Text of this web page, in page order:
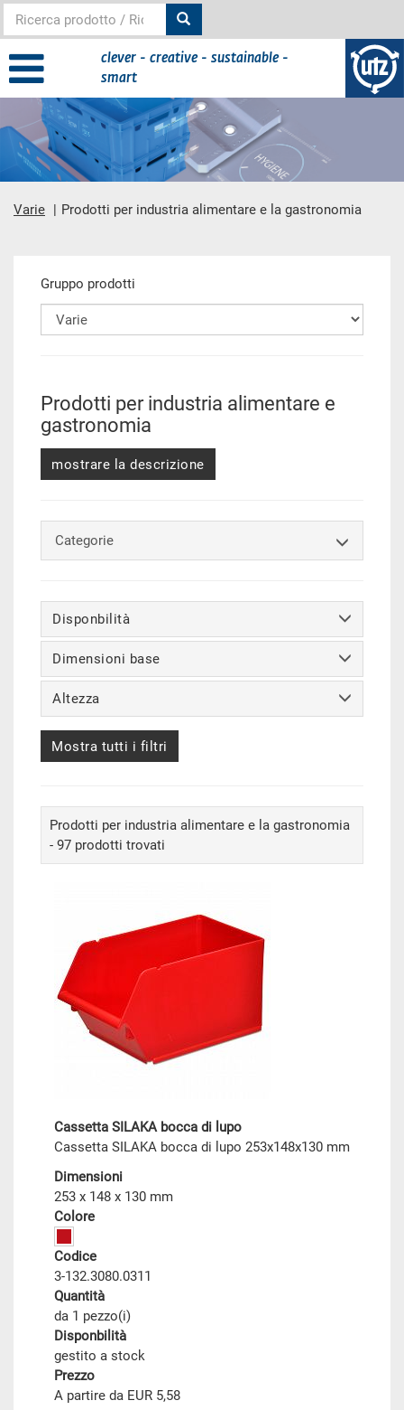
clever - creative - sustainable -
smart
Varie Prodotti per industria alimentare e la gastronomia
contenuto principale
Gruppo prodotti
Prodotti per industria alimentare e
gastronomia
mostrare la descrizione
Categorie
Disponbilità
Dimensioni base
Altezza
Mostra tutti i filtri
Prodotti per industria alimentare e la gastronomia
- 97 prodotti trovati
Cassetta SILAKA bocca di lupo
Cassetta SILAKA bocca di lupo 253x148x130 mm
Dimensioni
253 x 148 x 130 mm
Colore
Codice
3-132.3080.0311
Quantità
da 1 pezzo(i)
Disponbilità
gestito a stock
Prezzo
A partire da EUR 5,58